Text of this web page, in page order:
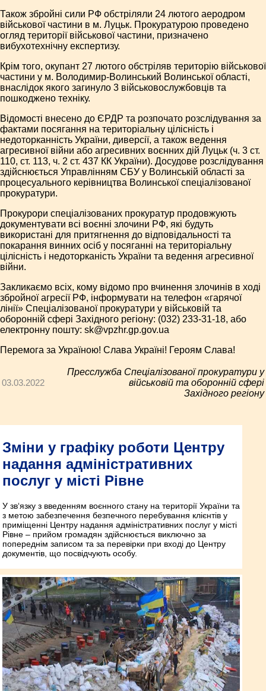
Також збройні сили РФ обстріляли 24 лютого аеродром
військової частини в м. Луцьк. Прокуратурою проведено
огляд території військової частини, призначено
вибухотехнічну експертизу.
Крім того, окупант 27 лютого обстріляв територію військової
частини у м. Володимир-Волинський Волинської області,
внаслідок якого загинуло 3 військовослужбовців та
пошкоджено техніку.
Відомості внесено до ЄРДР та розпочато розслідування за
фактами посягання на територіальну цілісність і
недоторканність України, диверсії, а також ведення
агресивної війни або агресивних воєнних дій Луцьк (ч. 3 ст.
110, ст. 113, ч. 2 ст. 437 КК України). Досудове розслідування
здійснюється Управлінням СБУ у Волинській області за
процесуального керівництва Волинської спеціалізованої
прокуратури.
Прокурори спеціалізованих прокуратур продовжують
документувати всі воєнні злочини РФ, які будуть
використані для притягнення до відповідальності та
покарання винних осіб у посяганні на територіальну
цілісність і недоторканість України та ведення агресивної
війни.
Закликаємо всіх, кому відомо про вчинення злочинів в ході
збройної агресії РФ, інформувати на телефон «гарячої
лінії» Спеціалізованої прокуратури у військовій та
оборонній сфері Західного регіону: (032) 233-31-18, або
електронну пошту: sk@vpzhr.gp.gov.ua
Перемога за Україною! Слава Україні! Героям Слава!
03.03.2022
Пресслужба Спеціалізованої прокуратури у
військовій та оборонній сфері
Західного регіону
Зміни у графіку роботи Центру
надання адміністративних
послуг у місті Рівне
У зв‘язку з введенням воєнного стану на території України та
з метою забезпечення безпечного перебування клієнтів у
приміщенні Центру надання адміністративних послуг у місті
Рівне – прийом громадян здійснюється виключно за
попереднім записом та за перевірки при вході до Центру
документів, що посвідчують особу.